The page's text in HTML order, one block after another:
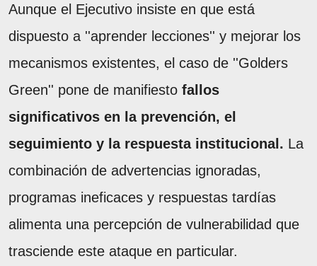
Aunque el Ejecutivo insiste en que está
dispuesto a ''aprender lecciones'' y mejorar los
mecanismos existentes, el caso de ''Golders
Green'' pone de manifiesto fallos
significativos en la prevención, el
seguimiento y la respuesta institucional. La
combinación de advertencias ignoradas,
programas ineficaces y respuestas tardías
alimenta una percepción de vulnerabilidad que
trasciende este ataque en particular.